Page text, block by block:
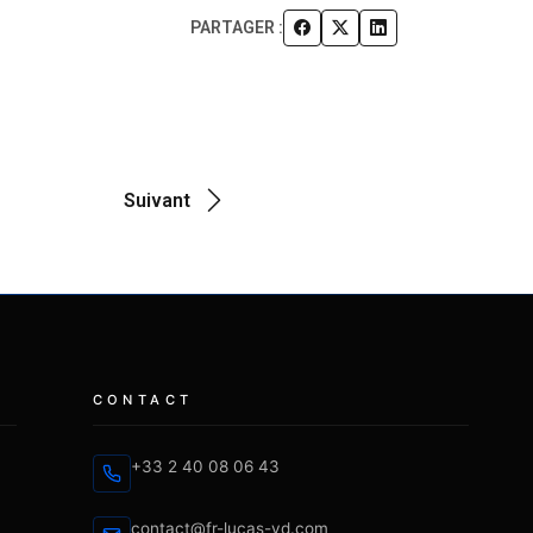
PARTAGER :
Suivant
CONTACT
+33 2 40 08 06 43
contact@fr-lucas-yd.com